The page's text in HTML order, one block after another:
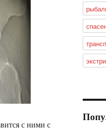
с ними с